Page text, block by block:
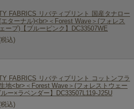
FABRICS リバティプリント 国産タナロー
エターナル)<br>＜Forest Wave＞(フォレス
ーブ)【ブルーピンク】DC33507WE
税込)
FABRICS リバティプリント コットンフラ
地<br>＜Forest Wave＞(フォレストウェー
ー×ラベンダー】DC33507L119-J25U
税込)